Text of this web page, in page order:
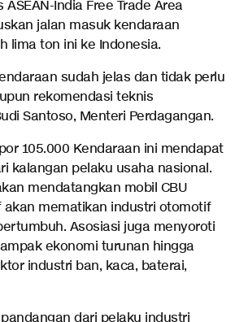
India Free Trade Area
jalan masuk kendaraan
lima ton ini ke Indonesia.
sudah jelas dan tidak perlu
rekomendasi teknis
Santoso, Menteri Perdagangan.
105.000 Kendaraan ini mendapat
kalangan pelaku usaha nasional.
mendatangkan mobil CBU
mematikan industri otomotif
Asosiasi juga menyoroti
ekonomi turunan hingga
industri ban, kaca, baterai,
dari pelaku industri